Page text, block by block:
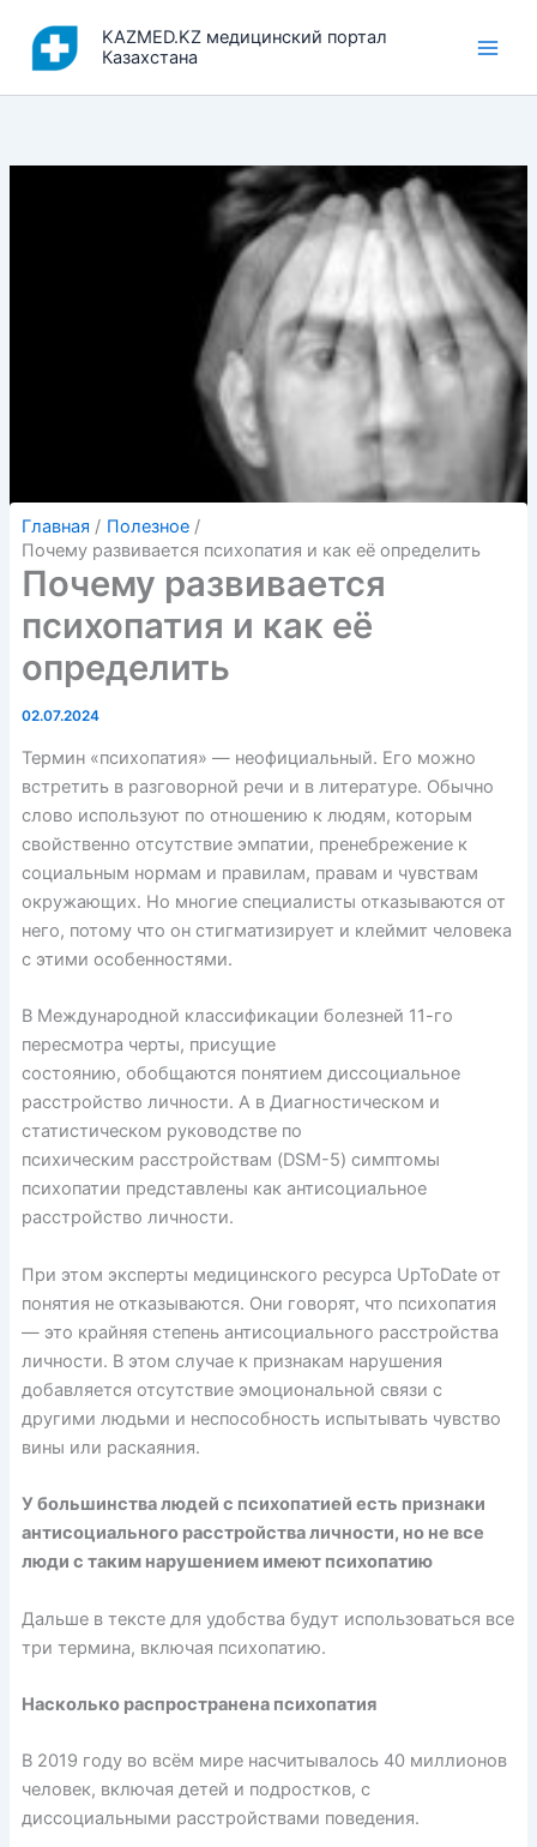
содержимому
KAZMED.KZ медицинский портал
Казахстана
Главная
Полезное
Почему развивается психопатия и как её определить
Почему развивается
психопатия и как её
определить
02.07.2024
Термин «психопатия» — неофициальный. Его можно
встретить в разговорной речи и в литературе. Обычно
слово используют по отношению к людям, которым
свойственно отсутствие эмпатии, пренебрежение к
социальным нормам и правилам, правам и чувствам
окружающих. Но многие специалисты отказываются от
него, потому что он стигматизирует и клеймит человека
с этими особенностями.
В Международной классификации болезней 11-го
пересмотра черты, присущие
состоянию, обобщаются понятием диссоциальное
расстройство личности. А в Диагностическом и
статистическом руководстве по
психическим расстройствам (DSM-5) симптомы
психопатии представлены как антисоциальное
расстройство личности.
При этом эксперты медицинского ресурса UpToDate от
понятия не отказываются. Они говорят, что психопатия
— это крайняя степень антисоциального расстройства
личности. В этом случае к признакам нарушения
добавляется отсутствие эмоциональной связи с
другими людьми и неспособность испытывать чувство
вины или раскаяния.
У большинства людей с психопатией есть признаки
антисоциального расстройства личности, но не все
люди с таким нарушением имеют психопатию
Дальше в тексте для удобства будут использоваться все
три термина, включая психопатию.
Насколько распространена психопатия
В 2019 году во всём мире насчитывалось40 миллионов
человек, включая детей и подростков, с
диссоциальными расстройствами поведения.